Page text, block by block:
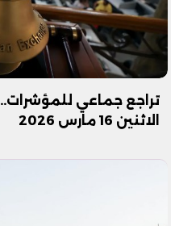
تراجع جماعي للمؤشرات..
الاثنين 16 مارس 2026